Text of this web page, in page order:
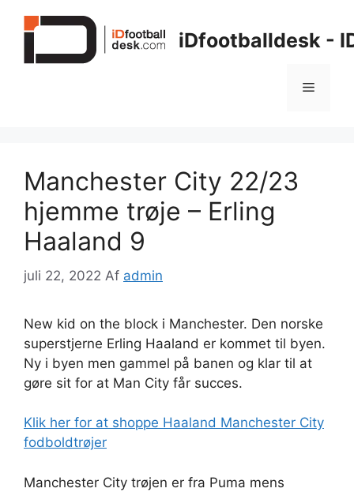
iDfootballdesk -
Menu
Manchester City 22/23
hjemme trøje – Erling
Haaland 9
juli 22, 2022 Af admin
New kid on the block i Manchester. Den norske
superstjerne Erling Haaland er kommet til byen.
Ny i byen men gammel på banen og klar til at
gøre sit for at Man City får succes.
Klik her for at shoppe Haaland Manchester City
fodboldtrøjer
Manchester City trøjen er fra Puma mens